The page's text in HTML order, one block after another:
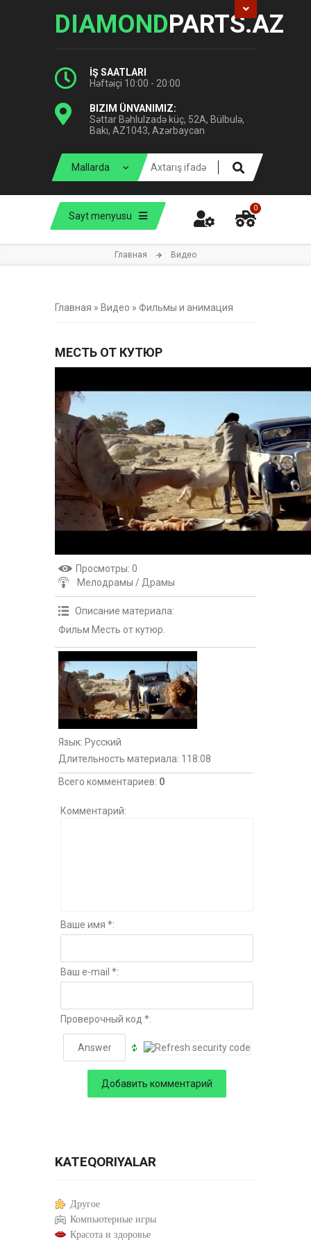
DIAMONDPARTS.AZ
İŞ SAATLARI
Həftəiçi 10:00 - 20:00
BIZIM ÜNVANIMIZ:
Səttar Bəhlulzadə küç, 52A, Bülbulə,
Bakı, AZ1043, Azərbaycan
Sayt menyusu
0
Главная Видео
Главная » Видео » Фильмы и анимация
МЕСТЬ ОТ КУТЮР
Просмотры: 0
Мелодрамы / Драмы
Описание материала:
Фильм Месть от кутюр.
Язык: Русский
Длительность материала: 118:08
Всего комментариев: 0
Комментарий:
Ваше имя *:
Ваш e-mail *:
Проверочный код *:
KATEQORIYALAR
Другое
Компьютерные игры
Красота и здоровье